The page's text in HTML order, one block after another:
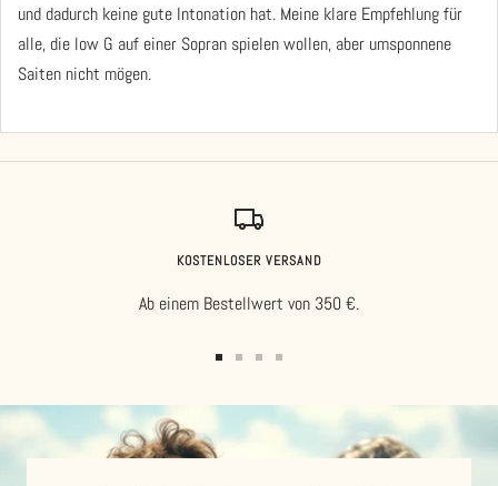
und dadurch keine gute Intonation hat. Meine klare Empfehlung für
alle, die low G auf einer Sopran spielen wollen, aber umsponnene
Saiten nicht mögen.
KOSTENLOSER VERSAND
Ab einem Bestellwert von 350 €.
Slide
gehen
SlideSlideSlide
4
gehen